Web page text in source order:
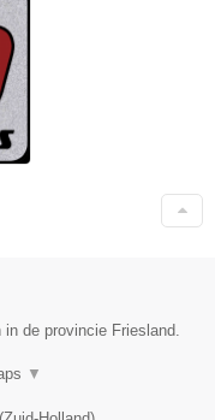
de provincie Friesland.
▼